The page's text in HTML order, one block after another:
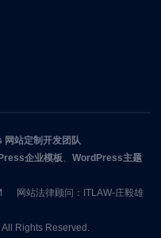
站定制开发团队
企业模板 、WordPress主题
网站法律顾问：ITLAW-庄毅雄
All Rights Reserved.